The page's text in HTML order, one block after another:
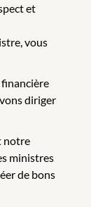
et
vous
diriger
notre
ministres
de bons